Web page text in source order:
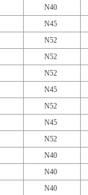
N40
N45
N52
N52
N52
N45
N52
N45
N52
N40
N40
N40